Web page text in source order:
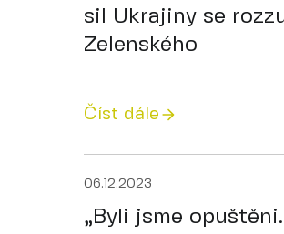
sil Ukrajiny se
Zelenského
Číst dále
06.12.2023
„Byli jsme